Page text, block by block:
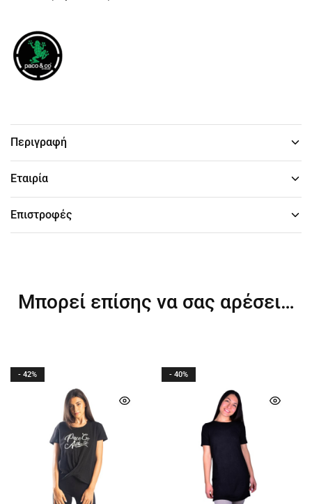
Περιγραφή
Εταιρία
Επιστροφές
Μπορεί επίσης να σας αρέσει…
- 42% - 40%